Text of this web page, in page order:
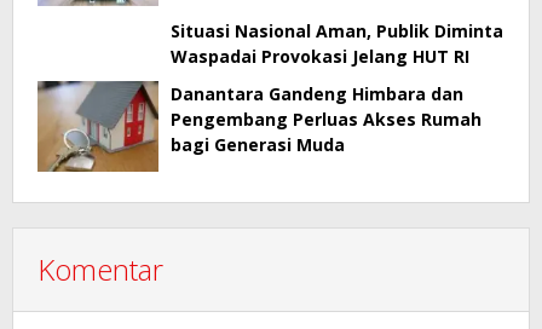
Situasi Nasional Aman, Publik Diminta
Waspadai Provokasi Jelang HUT RI
Danantara Gandeng Himbara dan
Pengembang Perluas Akses Rumah
bagi Generasi Muda
Komentar